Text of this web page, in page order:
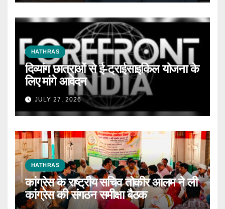
HATHRAS
दिव्यांग छात्राओं से ई-ट्राईसाइकिल योजना के
लिए मांगे आवेदन
JULY 27, 2026
HATHRAS
कांग्रेस के राष्ट्रीय सचिव तोकीर आलम ने ली
कांग्रेस की संगठन समीक्षा बैठक